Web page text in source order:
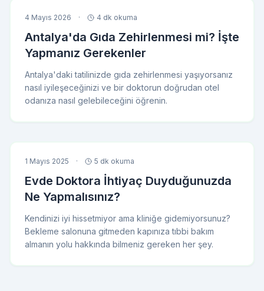
4 Mayıs 2026 · 4 dk okuma
Antalya'da Gıda Zehirlenmesi mi? İşte
Yapmanız Gerekenler
Antalya'daki tatilinizde gıda zehirlenmesi yaşıyorsanız
nasıl iyileşeceğinizi ve bir doktorun doğrudan otel
odanıza nasıl gelebileceğini öğrenin.
1 Mayıs 2025 · 5 dk okuma
Evde Doktora İhtiyaç Duyduğunuzda
Ne Yapmalısınız?
Kendinizi iyi hissetmiyor ama kliniğe gidemiyorsunuz?
Bekleme salonuna gitmeden kapınıza tıbbi bakım
almanın yolu hakkında bilmeniz gereken her şey.